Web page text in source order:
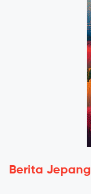
Berita